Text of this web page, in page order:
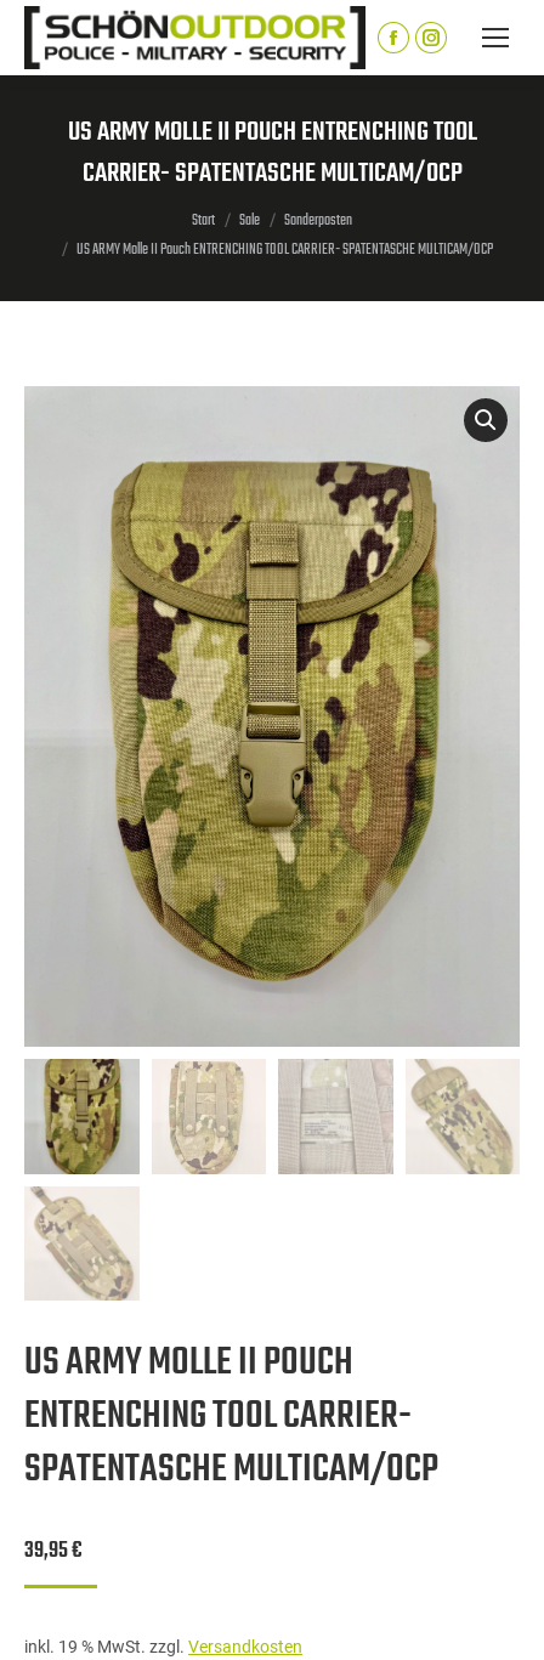
springen
Facebook
page
in
new
Instagram
page
in
new
US ARMY MOLLE II POUCH ENTRENCHING TOOL
CARRIER- SPATENTASCHE MULTICAM/OCP
Sie befinden sich hier:
Start Sale
Sonderposten
US ARMY Molle II Pouch ENTRENCHING TOOL CARRIER- SPATENTASCHE MULTICAM/OCP
US ARMY MOLLE II POUCH
ENTRENCHING TOOL CARRIER-
SPATENTASCHE MULTICAM/OCP
39,95€
inkl. 19 % MwSt. zzgl. Versandkosten